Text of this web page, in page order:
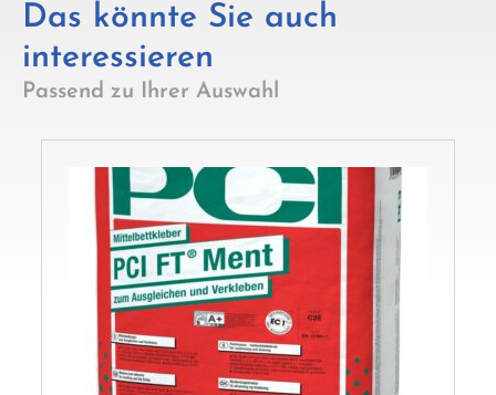
Das könnte Sie auch
interessieren